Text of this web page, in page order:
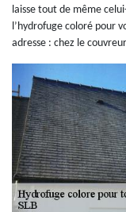
laisse tout de même
l’hydrofuge coloré pour
adresse : chez le